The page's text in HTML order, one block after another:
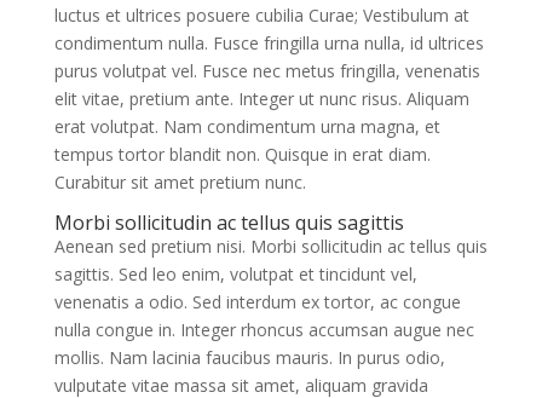
luctus et ultrices posuere cubilia Curae; Vestibulum at
condimentum nulla. Fusce fringilla urna nulla, id ultrices
purus volutpat vel. Fusce nec metus fringilla, venenatis
elit vitae, pretium ante. Integer ut nunc risus. Aliquam
erat volutpat. Nam condimentum urna magna, et
tempus tortor blandit non. Quisque in erat diam.
Curabitur sit amet pretium nunc.
Morbi sollicitudin ac tellus quis sagittis
Aenean sed pretium nisi. Morbi sollicitudin ac tellus quis
sagittis. Sed leo enim, volutpat et tincidunt vel,
venenatis a odio. Sed interdum ex tortor, ac congue
nulla congue in. Integer rhoncus accumsan augue nec
mollis. Nam lacinia faucibus mauris. In purus odio,
vulputate vitae massa sit amet, aliquam gravida